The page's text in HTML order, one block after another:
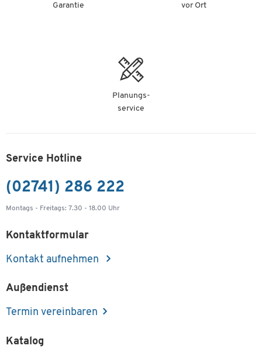
Garantie
vor Ort
Planungs-
service
Service Hotline
(02741) 286 222
Montags - Freitags: 7.30 - 18.00 Uhr
Kontaktformular
Kontakt aufnehmen
Außendienst
Termin vereinbaren
Katalog